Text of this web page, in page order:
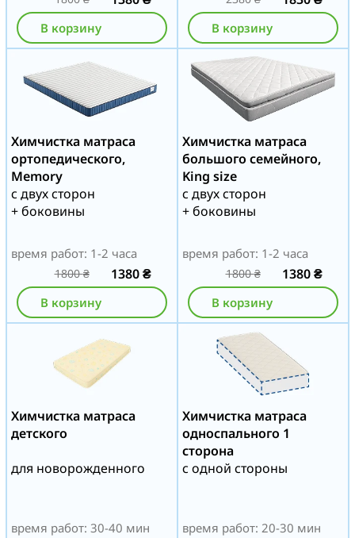
В корзину В корзину
Химчистка матраса
ортопедического,
Memory
с двух сторон
+ боковины
время работ: 1-2 часа
1800₴ 1380₴
В корзину
Химчистка матраса
большого семейного,
King size
с двух сторон
+ боковины
время работ: 1-2 часа
1800₴ 1380₴
В корзину
Химчистка матраса
детского
для новорожденного
время работ: 30-40 мин
Химчистка матраса
односпального 1
сторона
с одной стороны
время работ: 20-30 мин